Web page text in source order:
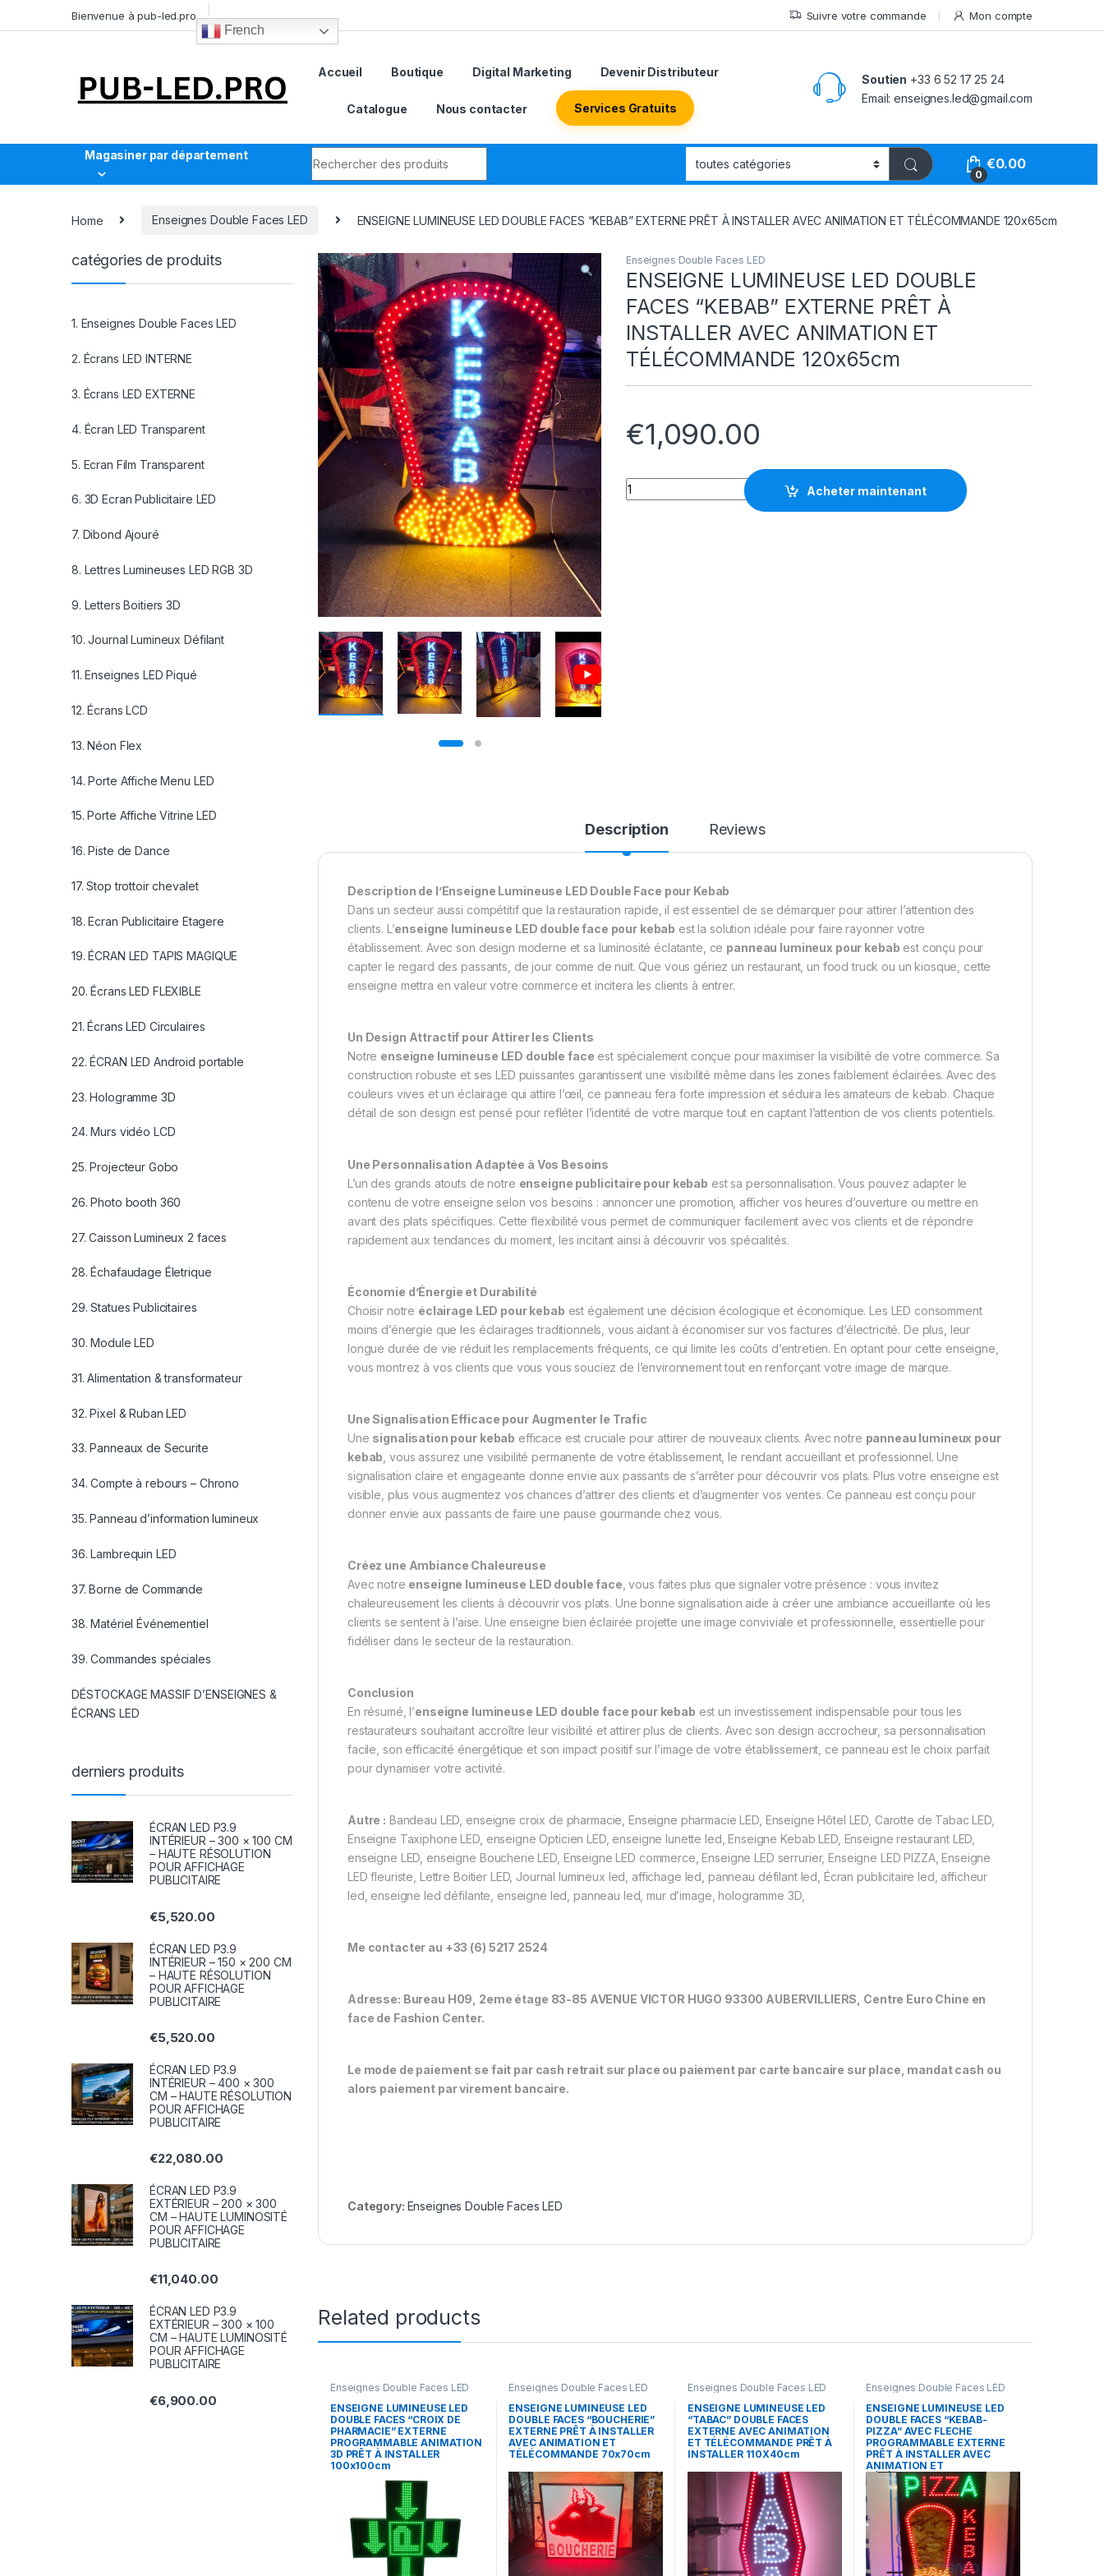
Bienvenue à pub-led.pro
French
Suivre votre commande Mon compte
Accueil Boutique Digital Marketing Devenir Distributeur
Catalogue Nous contacter Services Gratuits
Soutien +33 6 52 17 25 24
Email: enseignes.led@gmail.com
Magasiner par département
0
€0.00
Home Enseignes Double Faces LED ENSEIGNE LUMINEUSE LED DOUBLE FACES “KEBAB” EXTERNE PRÊT À INSTALLER AVEC ANIMATION ET TÉLÉCOMMANDE 120x65cm
Enseignes Double Faces LED
ENSEIGNE LUMINEUSE LED DOUBLE
FACES “KEBAB” EXTERNE PRÊT À
INSTALLER AVEC ANIMATION ET
TÉLÉCOMMANDE 120x65cm
€1,090.00
Quantity Acheter maintenant
Description Reviews
Description de l’Enseigne Lumineuse LED Double Face pour Kebab
Dans un secteur aussi compétitif que la restauration rapide, il est essentiel de se démarquer pour attirer l’attention des
clients. L’enseigne lumineuse LED double face pour kebab est la solution idéale pour faire rayonner votre
établissement. Avec son design moderne et sa luminosité éclatante, ce panneau lumineux pour kebab est conçu pour
capter le regard des passants, de jour comme de nuit. Que vous gériez un restaurant, un food truck ou un kiosque, cette
enseigne mettra en valeur votre commerce et incitera les clients à entrer.
Un Design Attractif pour Attirer les Clients
Notre enseigne lumineuse LED double face est spécialement conçue pour maximiser la visibilité de votre commerce. Sa
construction robuste et ses LED puissantes garantissent une visibilité même dans les zones faiblement éclairées. Avec des
couleurs vives et un éclairage qui attire l’œil, ce panneau fera forte impression et séduira les amateurs de kebab. Chaque
détail de son design est pensé pour refléter l’identité de votre marque tout en captant l’attention de vos clients potentiels.
Une Personnalisation Adaptée à Vos Besoins
L’un des grands atouts de notre enseigne publicitaire pour kebab est sa personnalisation. Vous pouvez adapter le
contenu de votre enseigne selon vos besoins : annoncer une promotion, afficher vos heures d’ouverture ou mettre en
avant des plats spécifiques. Cette flexibilité vous permet de communiquer facilement avec vos clients et de répondre
rapidement aux tendances du moment, les incitant ainsi à découvrir vos spécialités.
Économie d’Énergie et Durabilité
Choisir notre éclairage LED pour kebab est également une décision écologique et économique. Les LED consomment
moins d’énergie que les éclairages traditionnels, vous aidant à économiser sur vos factures d’électricité. De plus, leur
longue durée de vie réduit les remplacements fréquents, ce qui limite les coûts d’entretien. En optant pour cette enseigne,
vous montrez à vos clients que vous vous souciez de l’environnement tout en renforçant votre image de marque.
Une Signalisation Efficace pour Augmenter le Trafic
Une signalisation pour kebab efficace est cruciale pour attirer de nouveaux clients. Avec notre panneau lumineux pour
kebab , vous assurez une visibilité permanente de votre établissement, le rendant accueillant et professionnel. Une
signalisation claire et engageante donne envie aux passants de s’arrêter pour découvrir vos plats. Plus votre enseigne est
visible, plus vous augmentez vos chances d’attirer des clients et d’augmenter vos ventes. Ce panneau est conçu pour
donner envie aux passants de faire une pause gourmande chez vous.
Créez une Ambiance Chaleureuse
Avec notre enseigne lumineuse LED double face , vous faites plus que signaler votre présence : vous invitez
chaleureusement les clients à découvrir vos plats. Une bonne signalisation aide à créer une ambiance accueillante où les
clients se sentent à l’aise. Une enseigne bien éclairée projette une image conviviale et professionnelle, essentielle pour
fidéliser dans le secteur de la restauration.
Conclusion
En résumé, l’enseigne lumineuse LED double face pour kebab est un investissement indispensable pour tous les
restaurateurs souhaitant accroître leur visibilité et attirer plus de clients. Avec son design accrocheur, sa personnalisation
facile, son efficacité énergétique et son impact positif sur l’image de votre établissement, ce panneau est le choix parfait
pour dynamiser votre activité.
Autre : Bandeau LED, enseigne croix de pharmacie, Enseigne pharmacie LED, Enseigne Hôtel LED, Carotte de Tabac LED,
Enseigne Taxiphone LED, enseigne Opticien LED, enseigne lunette led, Enseigne Kebab LED, Enseigne restaurant LED,
enseigne LED, enseigne Boucherie LED, Enseigne LED commerce, Enseigne LED serrurier, Enseigne LED PIZZA, Enseigne
LED fleuriste, Lettre Boitier LED, Journal lumineux led, affichage led, panneau défilant led, Écran publicitaire led, afficheur
led, enseigne led défilante, enseigne led, panneau led, mur d’image, hologramme 3D,
Me contacter au +33 (6) 5217 2524
Adresse: Bureau H09, 2eme étage 83-85 AVENUE VICTOR HUGO 93300 AUBERVILLIERS, Centre Euro Chine en
face de Fashion Center.
Le mode de paiement se fait par cash retrait sur place ou paiement par carte bancaire sur place, mandat cash ou
alors paiement par virement bancaire.
Category: Enseignes Double Faces LED
Related products
Enseignes Double Faces LED
ENSEIGNE LUMINEUSE LED
DOUBLE FACES “CROIX DE
PHARMACIE” EXTERNE
PROGRAMMABLE ANIMATION
3D PRÊT À INSTALLER
100x100cm
Enseignes Double Faces LED
ENSEIGNE LUMINEUSE LED
DOUBLE FACES “BOUCHERIE”
EXTERNE PRÊT À INSTALLER
AVEC ANIMATION ET
TÉLÉCOMMANDE 70x70cm
Enseignes Double Faces LED
ENSEIGNE LUMINEUSE LED
“TABAC” DOUBLE FACES
EXTERNE AVEC ANIMATION
ET TÉLÉCOMMANDE PRÊT À
INSTALLER 110X40cm
Enseignes Double Faces LED
ENSEIGNE LUMINEUSE LED
DOUBLE FACES “KEBAB-
PIZZA” AVEC FLECHE
PROGRAMMABLE EXTERNE
PRÊT À INSTALLER AVEC
ANIMATION ET
TÉLÉCOMMANDE 160X65cm
catégories de produits
1. Enseignes Double Faces LED
2. Écrans LED INTERNE
3. Écrans LED EXTERNE
4. Écran LED Transparent
5. Ecran Film Transparent
6. 3D Ecran Publicitaire LED
7. Dibond Ajouré
8. Lettres Lumineuses LED RGB 3D
9. Letters Boitiers 3D
10. Journal Lumineux Défilant
11. Enseignes LED Piqué
12. Écrans LCD
13. Néon Flex
14. Porte Affiche Menu LED
15. Porte Affiche Vitrine LED
16. Piste de Dance
17. Stop trottoir chevalet
18. Ecran Publicitaire Etagere
19. ÉCRAN LED TAPIS MAGIQUE
20. Écrans LED FLEXIBLE
21. Écrans LED Circulaires
22. ÉCRAN LED Android portable
23. Hologramme 3D
24. Murs vidéo LCD
25. Projecteur Gobo
26. Photo booth 360
27. Caisson Lumineux 2 faces
28. Échafaudage Életrique
29. Statues Publicitaires
30. Module LED
31. Alimentation & transformateur
32. Pixel & Ruban LED
33. Panneaux de Securite
34. Compte à rebours – Chrono
35. Panneau d’information lumineux
36. Lambrequin LED
37. Borne de Commande
38. Matériel Événementiel
39. Commandes spéciales
DÉSTOCKAGE MASSIF D’ENSEIGNES &
ÉCRANS LED
derniers produits
ÉCRAN LED P3.9
INTÉRIEUR – 300 × 100 CM
– HAUTE RÉSOLUTION
POUR AFFICHAGE
PUBLICITAIRE
€5,520.00
ÉCRAN LED P3.9
INTÉRIEUR – 150 × 200 CM
– HAUTE RÉSOLUTION
POUR AFFICHAGE
PUBLICITAIRE
€5,520.00
ÉCRAN LED P3.9
INTÉRIEUR – 400 × 300
CM – HAUTE RÉSOLUTION
POUR AFFICHAGE
PUBLICITAIRE
€22,080.00
ÉCRAN LED P3.9
EXTÉRIEUR – 200 × 300
CM – HAUTE LUMINOSITÉ
POUR AFFICHAGE
PUBLICITAIRE
€11,040.00
ÉCRAN LED P3.9
EXTÉRIEUR – 300 × 100
CM – HAUTE LUMINOSITÉ
POUR AFFICHAGE
PUBLICITAIRE
€6,900.00